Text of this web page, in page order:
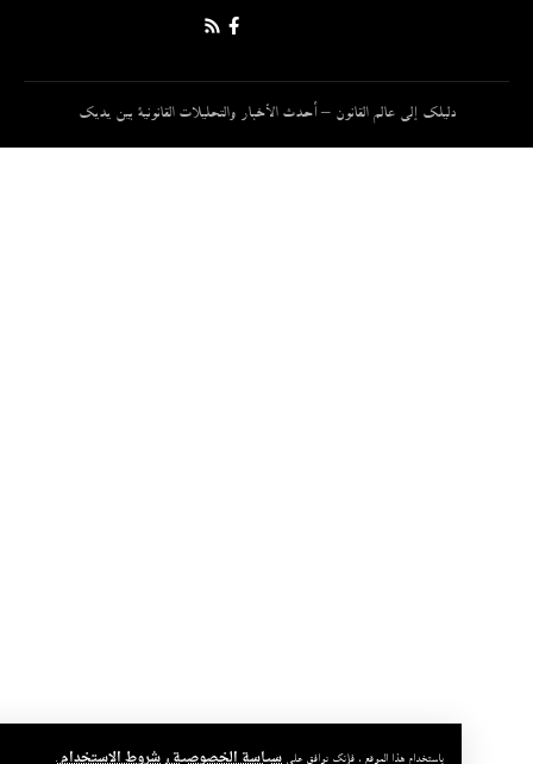
باستخدام هذا الموقع ، فإنك توافق على سياسة الخصوصيةوشروط الاستخدام.
دليلك إلى عالم القانون – أحدث الأخبار والتحليلات القانونية بين يديك